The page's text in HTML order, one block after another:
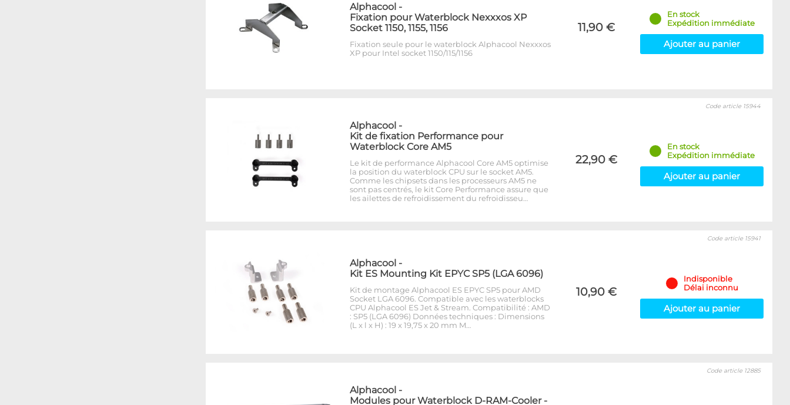
Alphacool -
Fixation pour Waterblock Nexxxos XP
Socket 1150, 1155, 1156
Fixation seule pour le waterblock Alphacool Nexxxos
XP pour Intel socket 1150/115/1156
11,90 €
En stock
Expédition immédiate
Ajouter au panier
Alphacool -
Kit de fixation Performance pour
Waterblock Core AM5
Le kit de performance Alphacool Core AM5 optimise
la position du waterblock CPU sur le socket AM5.
Comme les chipsets dans les processeurs AM5 ne
sont pas centrés, le kit Core Performance assure que
les ailettes de refroidissement du refroidisseu…
22,90 €
Code article 15944
En stock
Expédition immédiate
Ajouter au panier
Alphacool -
Kit ES Mounting Kit EPYC SP5 (LGA 6096)
Kit de montage Alphacool ES EPYC SP5 pour AMD
Socket LGA 6096. Compatible avec les waterblocks
CPU Alphacool ES Jet & Stream. Compatibilité : AMD
: SP5 (LGA 6096) Données techniques : Dimensions
(L x l x H) : 19 x 19,75 x 20 mm M…
10,90 €
Code article 15941
Indisponible
Délai inconnu
Ajouter au panier
Alphacool -
Modules pour Waterblock D-RAM-Cooler -
Code article 12885